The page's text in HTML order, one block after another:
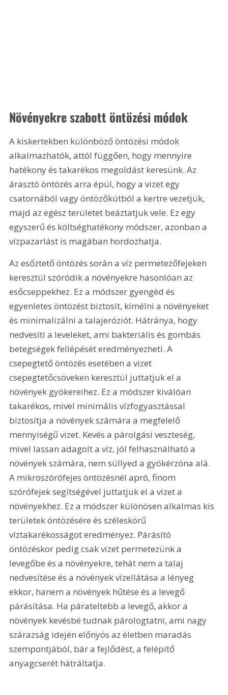
Növényekre szabott öntözési módok
A kiskertekben különböző öntözési módok
alkalmazhatók, attól függően, hogy mennyire
hatékony és takarékos megoldást keresünk. Az
árasztó öntözés arra épül, hogy a vizet egy
csatornából vagy öntözőkútból a kertre vezetjük,
majd az egész területet beáztatjuk vele. Ez egy
egyszerű és költséghatékony módszer, azonban a
vízpazarlást is magában hordozhatja.
Az esőztető öntözés során a víz permetezőfejeken
keresztül szóródik a növényekre hasonlóan az
esőcseppekhez. Ez a módszer gyengéd és
egyenletes öntözést biztosít, kímélni a növényeket
és minimalizálni a talajeróziót. Hátránya, hogy
nedvesíti a leveleket, ami bakteriális és gombás
betegségek fellépését eredményezheti. A
csepegtető öntözés esetében a vizet
csepegtetőcsöveken keresztül juttatjuk el a
növények gyökereihez. Ez a módszer kiválóan
takarékos, mivel minimális vízfogyasztással
biztosítja a növények számára a megfelelő
mennyiségű vizet. Kevés a párolgási veszteség,
mivel lassan adagolt a víz, jól felhasználható a
növények számára, nem süllyed a gyökérzóna alá.
A mikroszórófejes öntözésnél apró, finom
szórófejek segítségével juttatjuk el a vizet a
növényekhez. Ez a módszer különösen alkalmas kis
területek öntözésére és széleskörű
víztakarékosságot eredményez. Párásító
öntözéskor pedig csak vizet permetezünk a
levegőbe és a növényekre, tehát nem a talaj
nedvesítése és a növények vízellátása a lényeg
ekkor, hanem a növények hűtése és a levegő
párásítása. Ha párateltebb a levegő, akkor a
növények kevésbé tudnak párologtatni, ami nagy
szárazság idején előnyös az életben maradás
szempontjából, bár a fejlődést, a felépítő
anyagcserét hátráltatja.